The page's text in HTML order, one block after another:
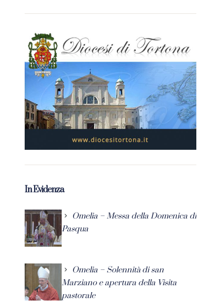
In Evidenza
Omelia – Messa della Domenica di
Pasqua
Omelia – Solennità di san
Marziano e apertura della Visita
pastorale